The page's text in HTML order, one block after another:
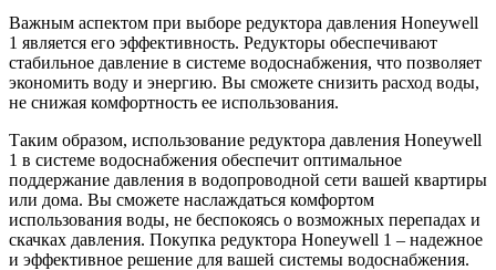
Важным аспектом при выборе редуктора давления Honeywell
1 является его эффективность. Редукторы обеспечивают
стабильное давление в системе водоснабжения, что позволяет
экономить воду и энергию. Вы сможете снизить расход воды,
не снижая комфортность ее использования.
Таким образом, использование редуктора давления Honeywell
1 в системе водоснабжения обеспечит оптимальное
поддержание давления в водопроводной сети вашей квартиры
или дома. Вы сможете наслаждаться комфортом
использования воды, не беспокоясь о возможных перепадах и
скачках давления. Покупка редуктора Honeywell 1 – надежное
и эффективное решение для вашей системы водоснабжения.